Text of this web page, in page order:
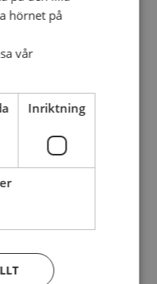
verktygslåda
hörnet på
vår
Inriktning